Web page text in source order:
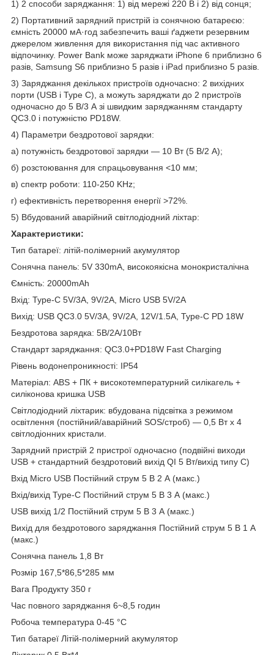
1) 2 способи заряджання: 1) від мережі 220 В і 2) від сонця;
2) Портативний зарядний пристрій із сонячною батареєю:
ємність 20000 мА·год забезпечить ваші ґаджети резервним
джерелом живлення для використання під час активного
відпочинку. Power Bank може заряджати iPhone 6 приблизно 6
разів, Samsung S6 приблизно 5 разів і iPad приблизно 5 разів.
3) Заряджання декількох пристроїв одночасно: 2 вихідних
порти (USB і Type C), а можуть заряджати до 2 пристроїв
одночасно до 5 В/3 А зі швидким заряджанням стандарту
QC3.0 і потужністю PD18W.
4) Параметри бездротової зарядки:
а) потужність бездротової зарядки — 10 Вт (5 В/2 А);
б) розстоювання для спрацьовування <10 мм;
в) спектр роботи: 110-250 KHz;
г) ефективність перетворення енергії >72%.
5) Вбудований аварійний світлодіодний ліхтар:
Характеристики:
Тип батареї: літій-полімерний акумулятор
Сонячна панель: 5V 330mA, високоякісна монокристалічна
Ємність: 20000mAh
Вхід: Type-C 5V/3A, 9V/2A, Micro USB 5V/2A
Вихід: USB QC3.0 5V/3A, 9V/2A, 12V/1.5A, Type-C PD 18W
Бездротова зарядка: 5В/2А/10Вт
Стандарт заряджання: QC3.0+PD18W Fast Charging
Рівень водонепроникності: IP54
Матеріал: ABS + ПК + високотемпературний силікагель +
силіконова кришка USB
Світлодіодний ліхтарик: вбудована підсвітка з режимом
освітлення (постійний/аварійний SOS/строб) — 0,5 Вт х 4
світлодіонних кристали.
Зарядний пристрій 2 пристрої одночасно (подвійні виходи
USB + стандартний бездротовий вихід QI 5 Вт/вихід типу C)
Вхід Micro USB Постійний струм 5 В 2 А (макс.)
Вхід/вихід Type-C Постійний струм 5 В 3 А (макс.)
USB вихід 1/2 Постійний струм 5 В 3 А (макс.)
Вихід для бездротового заряджання Постійний струм 5 В 1 А
(макс.)
Сонячна панель 1,8 Вт
Розмір 167,5*86,5*285 мм
Вага Продукту 350 г
Час повного заряджання 6~8,5 годин
Робоча температура 0-45 °C
Тип батареї Літій-полімерний акумулятор